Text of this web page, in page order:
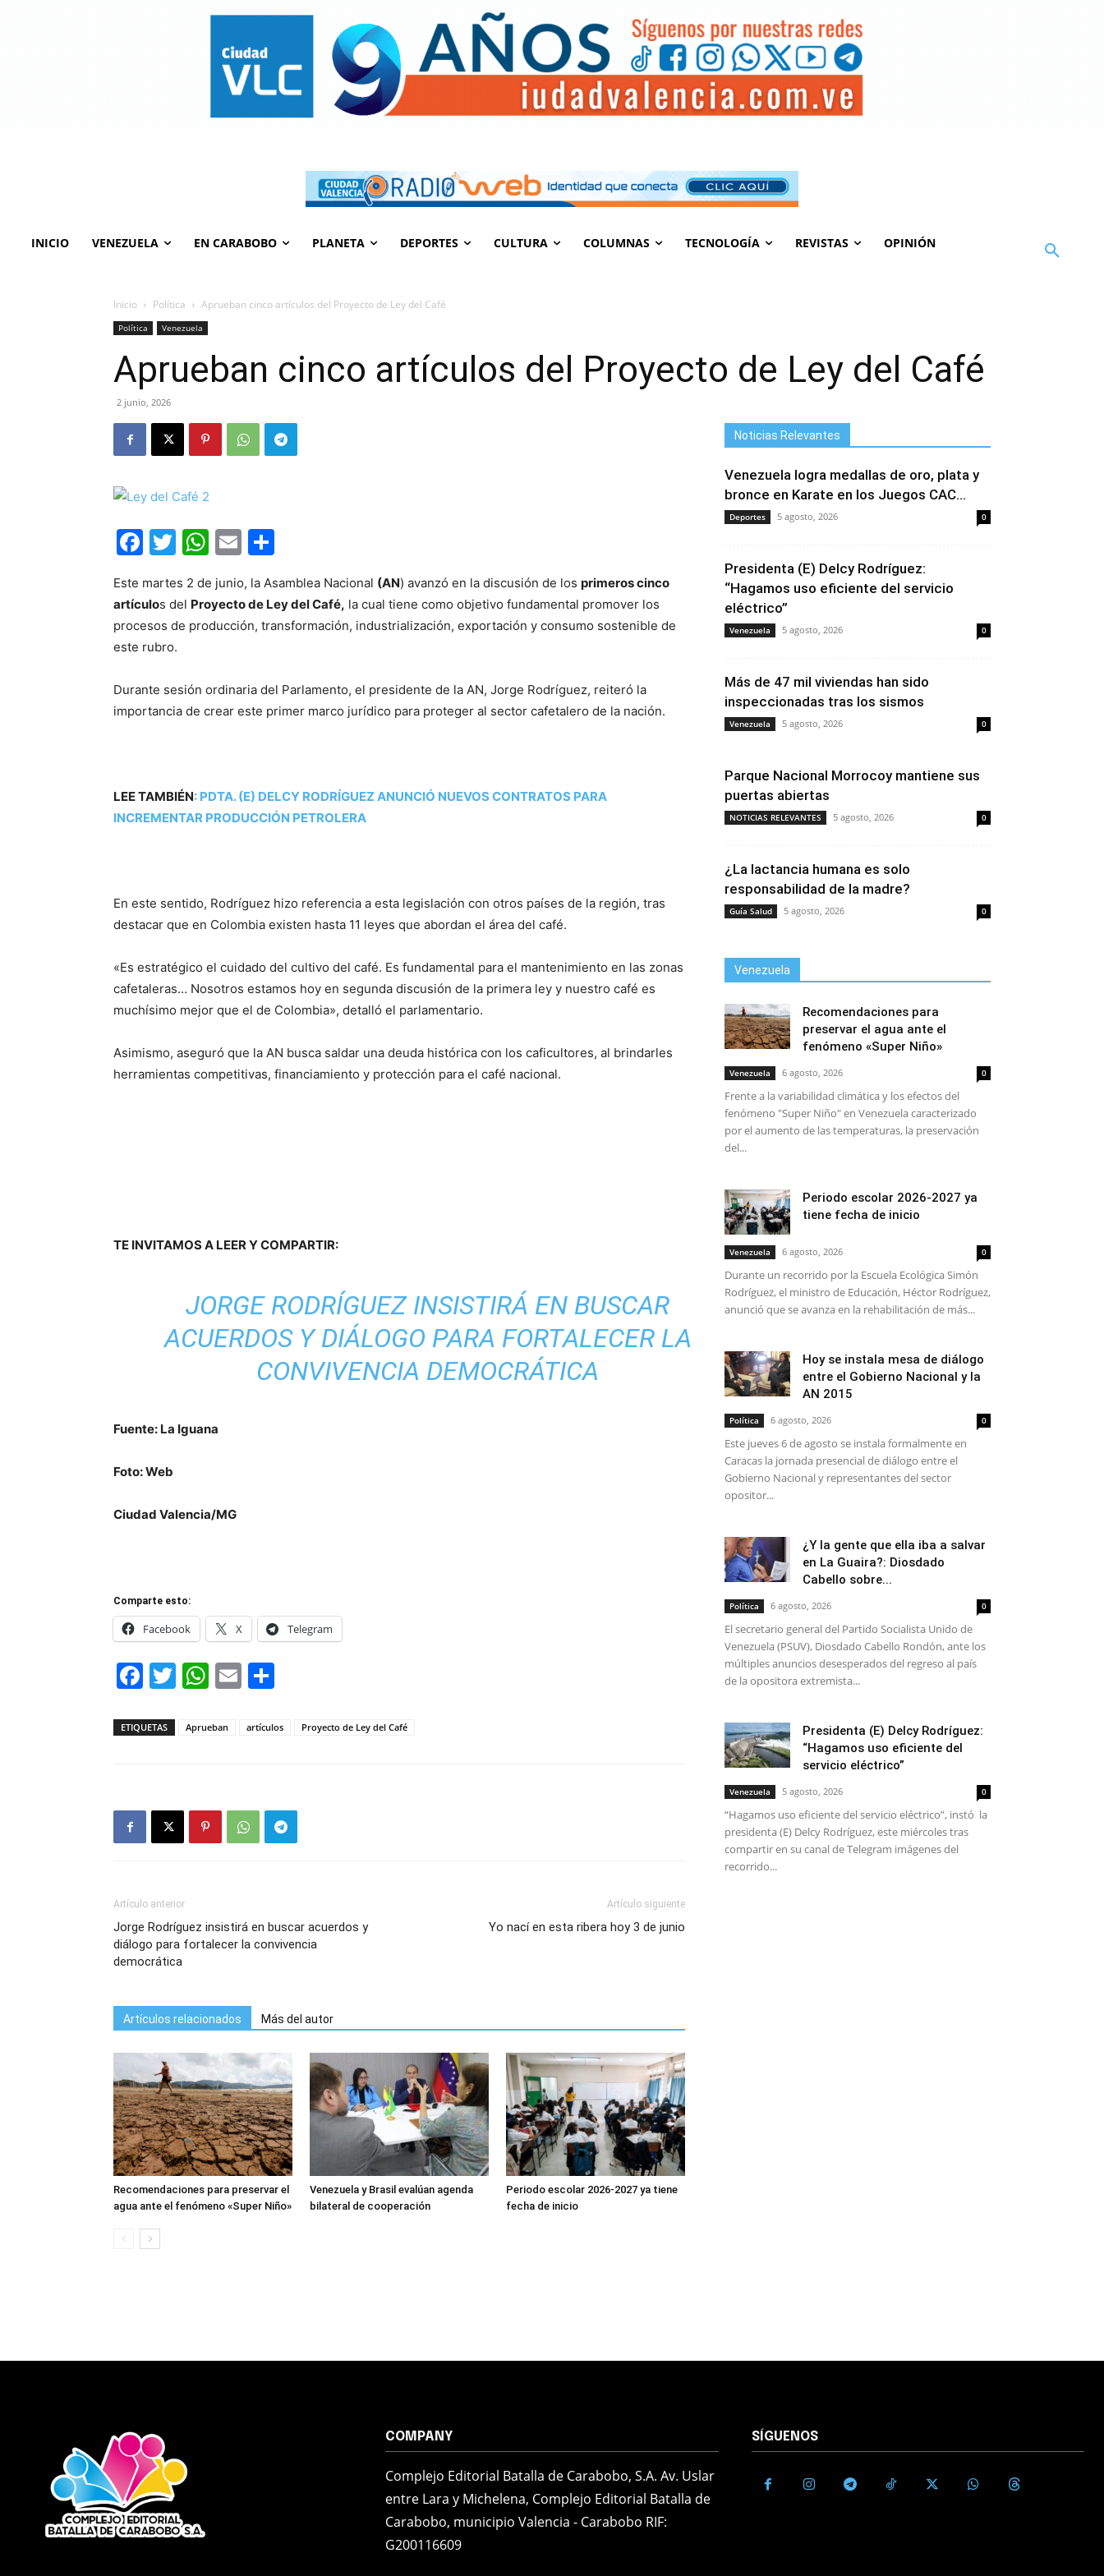
INICIO VENEZUELA EN CARABOBO PLANETA DEPORTES CULTURA COLUMNAS TECNOLOGÍA REVISTAS OPINIÓN
Inicio Política Aprueban cinco artículos del Proyecto de Ley del Café
Política Venezuela
Aprueban cinco artículos del Proyecto de Ley del Café
2 junio, 2026
Facebook
Twitter
WhatsApp
Email
Este martes 2 de junio, la Asamblea Nacional (AN) avanzó en la discusión de los primeros cinco
artículos del Proyecto de Ley del Café, la cual tiene como objetivo fundamental promover los
procesos de producción, transformación, industrialización, exportación y consumo sostenible de
este rubro.
Durante sesión ordinaria del Parlamento, el presidente de la AN, Jorge Rodríguez, reiteró la
importancia de crear este primer marco jurídico para proteger al sector cafetalero de la nación.
LEE TAMBIÉN: PDTA. (E) DELCY RODRÍGUEZ ANUNCIÓ NUEVOS CONTRATOS PARA
INCREMENTAR PRODUCCIÓN PETROLERA
En este sentido, Rodríguez hizo referencia a esta legislación con otros países de la región, tras
destacar que en Colombia existen hasta 11 leyes que abordan el área del café.
«Es estratégico el cuidado del cultivo del café. Es fundamental para el mantenimiento en las zonas
cafetaleras… Nosotros estamos hoy en segunda discusión de la primera ley y nuestro café es
muchísimo mejor que el de Colombia», detalló el parlamentario.
Asimismo, aseguró que la AN busca saldar una deuda histórica con los caficultores, al brindarles
herramientas competitivas, financiamiento y protección para el café nacional.
TE INVITAMOS A LEER Y COMPARTIR:
JORGE RODRÍGUEZ INSISTIRÁ EN BUSCAR
ACUERDOS Y DIÁLOGO PARA FORTALECER LA
CONVIVENCIA DEMOCRÁTICA
Fuente: La Iguana
Foto: Web
Ciudad Valencia/MG
Comparte esto:
Facebook X Telegram
Facebook
Twitter
WhatsApp
Email
ETIQUETAS Aprueban artículos Proyecto de Ley del Café
Artículo anterior
Jorge Rodríguez insistirá en buscar acuerdos y
diálogo para fortalecer la convivencia
democrática
Artículo siguiente
Yo nací en esta ribera hoy 3 de junio
Artículos relacionados Más del autor
Recomendaciones para preservar el
agua ante el fenómeno «Super Niño»
Venezuela y Brasil evalúan agenda
bilateral de cooperación
Periodo escolar 2026-2027 ya tiene
fecha de inicio
Noticias Relevantes
Venezuela logra medallas de oro, plata y
bronce en Karate en los Juegos CAC...
Deportes 5 agosto, 2026 0
Presidenta (E) Delcy Rodríguez:
“Hagamos uso eficiente del servicio
eléctrico”
Venezuela 5 agosto, 2026 0
Más de 47 mil viviendas han sido
inspeccionadas tras los sismos
Venezuela 5 agosto, 2026 0
Parque Nacional Morrocoy mantiene sus
puertas abiertas
NOTICIAS RELEVANTES 5 agosto, 2026 0
¿La lactancia humana es solo
responsabilidad de la madre?
Guía Salud 5 agosto, 2026 0
Venezuela
Recomendaciones para
preservar el agua ante el
fenómeno «Super Niño»
Venezuela 6 agosto, 2026 0
Frente a la variabilidad climática y los efectos del
fenómeno "Super Niño" en Venezuela caracterizado
por el aumento de las temperaturas, la preservación
del...
Periodo escolar 2026-2027 ya
tiene fecha de inicio
Venezuela 6 agosto, 2026 0
Durante un recorrido por la Escuela Ecológica Simón
Rodríguez, el ministro de Educación, Héctor Rodríguez,
anunció que se avanza en la rehabilitación de más...
Hoy se instala mesa de diálogo
entre el Gobierno Nacional y la
AN 2015
Política 6 agosto, 2026 0
Este jueves 6 de agosto se instala formalmente en
Caracas la jornada presencial de diálogo entre el
Gobierno Nacional y representantes del sector
opositor...
¿Y la gente que ella iba a salvar
en La Guaira?: Diosdado
Cabello sobre...
Política 6 agosto, 2026 0
El secretario general del Partido Socialista Unido de
Venezuela (PSUV), Diosdado Cabello Rondón, ante los
múltiples anuncios desesperados del regreso al país
de la opositora extremista...
Presidenta (E) Delcy Rodríguez:
“Hagamos uso eficiente del
servicio eléctrico”
Venezuela 5 agosto, 2026 0
“Hagamos uso eficiente del servicio eléctrico”, instó la
presidenta (E) Delcy Rodríguez, este miércoles tras
compartir en su canal de Telegram imágenes del
recorrido...
COMPANY
Complejo Editorial Batalla de Carabobo, S.A. Av. Uslar
entre Lara y Michelena, Complejo Editorial Batalla de
Carabobo, municipio Valencia - Carabobo RIF:
G200116609
SÍGUENOS